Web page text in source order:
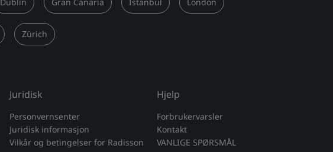
Zürich
Juridisk
Personvernsenter
Juridisk informasjon
Vilkår og betingelser for Radisson
Hjelp
Forbrukervarsler
Kontakt
VANLIGE SPØRSMÅL